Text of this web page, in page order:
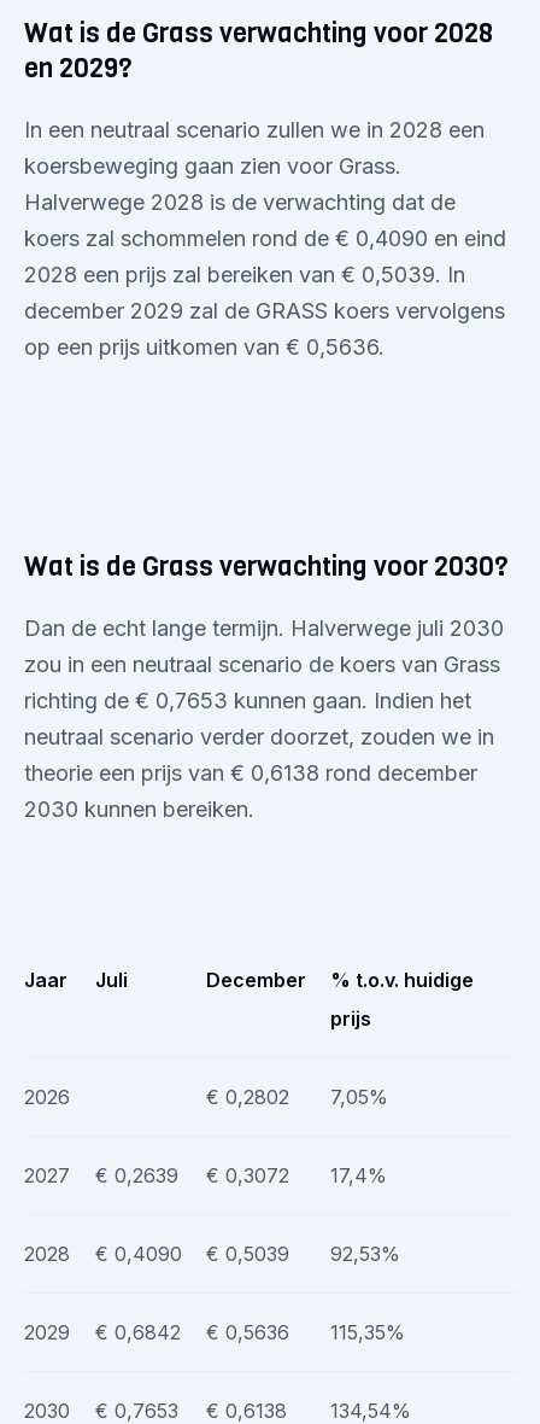
Wat is de Grass verwachting voor 2028
en 2029?
In een neutraal scenario zullen we in 2028 een
koersbeweging gaan zien voor Grass.
Halverwege 2028 is de verwachting dat de
koers zal schommelen rond de € 0,4090 en eind
2028 een prijs zal bereiken van € 0,5039. In
december 2029 zal de GRASS koers vervolgens
op een prijs uitkomen van € 0,5636.
Wat is de Grass verwachting voor 2030?
Dan de echt lange termijn. Halverwege juli 2030
zou in een neutraal scenario de koers van Grass
richting de € 0,7653 kunnen gaan. Indien het
neutraal scenario verder doorzet, zouden we in
theorie een prijs van € 0,6138 rond december
2030 kunnen bereiken.
Jaar Juli December
% t.o.v. huidige
prijs
2026 € 0,2802 7,05%
2027 € 0,2639 € 0,3072 17,4%
2028 € 0,4090 € 0,5039 92,53%
2029 € 0,6842 € 0,5636 115,35%
2030 € 0,7653 € 0,6138 134,54%